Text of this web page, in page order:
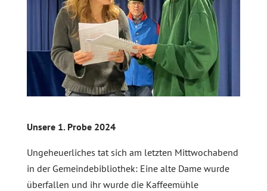
Unsere 1. Probe 2024
Ungeheuerliches tat sich am letzten Mittwochabend
in der Gemeindebibliothek: Eine alte Dame wurde
überfallen und ihr wurde die Kaffeemühle